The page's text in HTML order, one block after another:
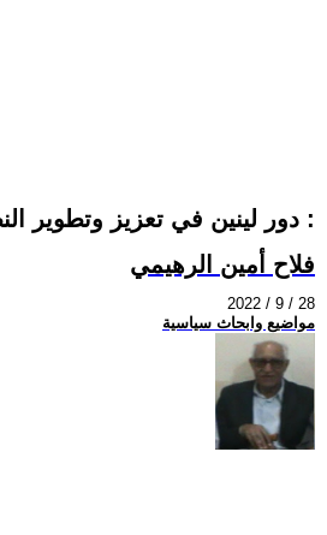
دور لينين في تعزيز وتطوير النظرية الماركسية :
فلاح أمين الرهيمي
2022 / 9 / 28
مواضيع وابحاث سياسية